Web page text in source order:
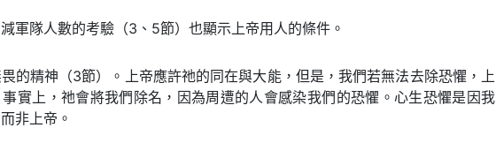
軍隊人數的考驗（3、5節）也顯示上帝用人的條件。
的精神（3節）。上帝應許祂的同在與大能，但是，我們若無法去除恐懼，上
實上，祂會將我們除名，因為周遭的人會感染我們的恐懼。心生恐懼是因我
非上帝。